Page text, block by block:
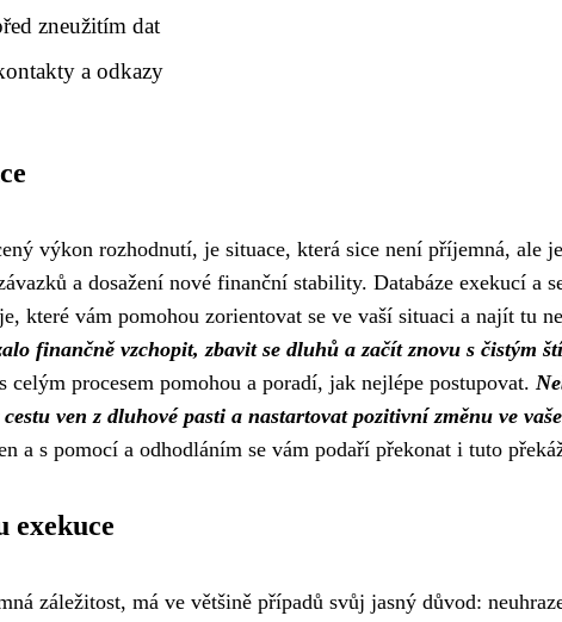
zneužitím dat
a odkazy
výkon rozhodnutí, je situace, která sice není příjemná, ale
a dosažení nové finanční stability. Databáze exekucí a
které vám pomohou zorientovat se ve vaší situaci a najít tu
finančně vzchopit, zbavit se dluhů a začít znovu s čistým
celým procesem pomohou a poradí, jak nejlépe postupovat.
ven z dluhové pasti a nastartovat pozitivní změnu ve
a s pomocí a odhodláním se vám podaří překonat i tuto
exekuce
záležitost, má ve většině případů svůj jasný důvod: